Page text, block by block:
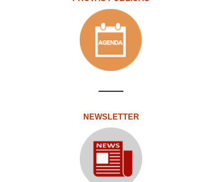
NEWSLETTER